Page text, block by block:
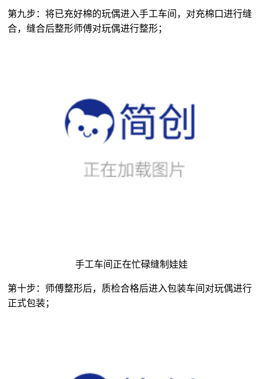
第九步：将已充好棉的玩偶进入手工车间，对充棉口进行缝
合，缝合后整形师傅对玩偶进行整形；
手工车间正在忙碌缝制娃娃
第十步：师傅整形后，质检合格后进入包装车间对玩偶进行
正式包装；